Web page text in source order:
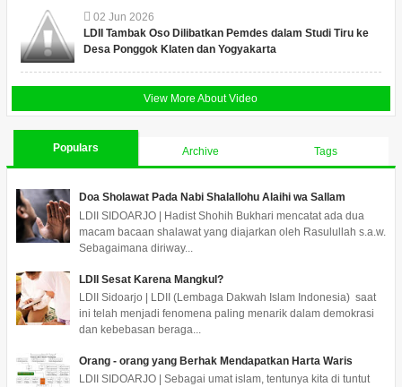
02 Jun 2026
LDII Tambak Oso Dilibatkan Pemdes dalam Studi Tiru ke
Desa Ponggok Klaten dan Yogyakarta
View More About Video
Populars Archive Tags
Doa Sholawat Pada Nabi Shalallohu Alaihi wa Sallam
LDII SIDOARJO | Hadist Shohih Bukhari mencatat ada dua
macam bacaan shalawat yang diajarkan oleh Rasulullah s.a.w.
Sebagaimana diriway...
LDII Sesat Karena Mangkul?
LDII Sidoarjo | LDII (Lembaga Dakwah Islam Indonesia) saat
ini telah menjadi fenomena paling menarik dalam demokrasi
dan kebebasan beraga...
Orang - orang yang Berhak Mendapatkan Harta Waris
LDII SIDOARJO | Sebagai umat islam, tentunya kita di tuntut